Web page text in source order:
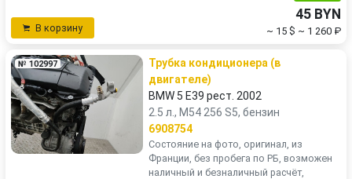
В корзину
45 BYN
~ 15 $ ~ 1 260 ₽
№ 102997
Трубка кондиционера (в
двигателе)
BMW 5 E39 рест. 2002
2.5 л., M54 256 S5, бензин
6908754
Состояние на фото, оригинал, из
Франции, без пробега по РБ, возможен
наличный и безналичный расчёт,